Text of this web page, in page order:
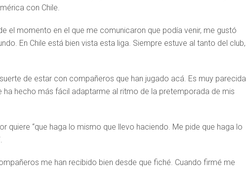
con Chile.
el momento en el que me comunicaron que podía venir, me gustó
En Chile está bien vista esta liga. Siempre estuve al tanto del club,
de estar con compañeros que han jugado acá. Es muy
hecho más fácil adaptarme al ritmo de la pretemporada de mis
quiere “que haga lo mismo que llevo haciendo. Me pide que haga lo
me han recibido bien desde que fiché. Cuando firmé me